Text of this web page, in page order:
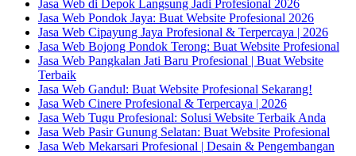
Jasa Web di Depok Langsung Jadi Profesional 2026
Jasa Web Pondok Jaya: Buat Website Profesional 2026
Jasa Web Cipayung Jaya Profesional & Terpercaya | 2026
Jasa Web Bojong Pondok Terong: Buat Website Profesional
Jasa Web Pangkalan Jati Baru Profesional | Buat Website
Terbaik
Jasa Web Gandul: Buat Website Profesional Sekarang!
Jasa Web Cinere Profesional & Terpercaya | 2026
Jasa Web Tugu Profesional: Solusi Website Terbaik Anda
Jasa Web Pasir Gunung Selatan: Buat Website Profesional
Jasa Web Mekarsari Profesional | Desain & Pengembangan